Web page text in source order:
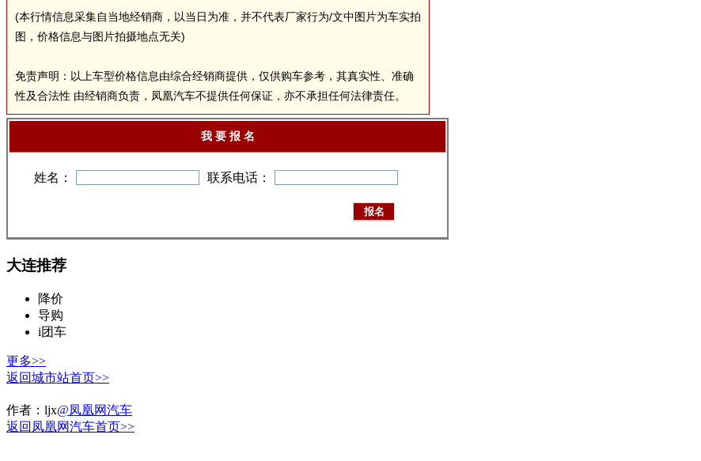
(本行情信息采集自当地经销商，以当日为准，并不代表厂家行为/文中图片为车实拍
图，价格信息与图片拍摄地点无关)
免责声明：以上车型价格信息由综合经销商提供，仅供购车参考，其真实性、准确
性及合法性 由经销商负责，凤凰汽车不提供任何保证，亦不承担任何法律责任。
我 要 报 名
姓名： 联系电话：
大连推荐
降价
导购
i团车
更多>>
返回城市站首页>>
作者： ljx@凤凰网汽车
返回凤凰网汽车首页>>